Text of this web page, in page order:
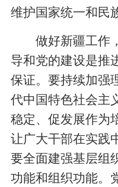
维护国家统一和民
做好新疆工作
导和党的建设是推
保证。要持续加强
代中国特色社会主
稳定、促发展作为
让广大干部在实践
要全面建强基层组
功能和组织功能。